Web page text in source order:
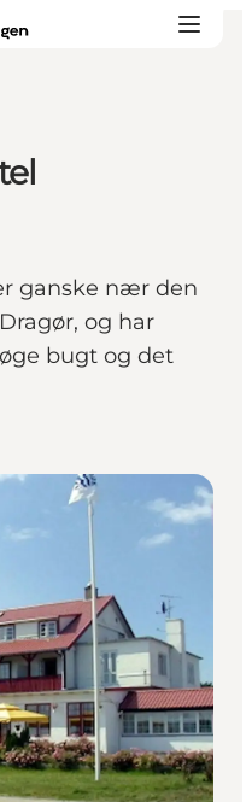
ganske nær den
og har
bugt og det